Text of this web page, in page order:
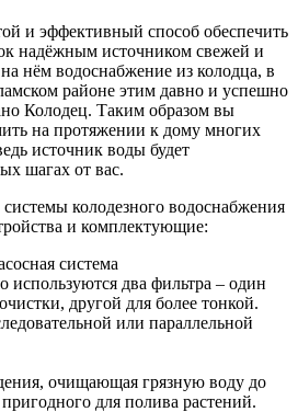
и эффективный способ обеспечить
надёжным источником свежей и
нём водоснабжение из колодца, в
районе этим давно и успешно
Колодец. Таким образом вы
на протяжении к дому многих
источник воды будет
шагах от вас.
колодезного водоснабжения
и комплектующие:
система
используются два фильтра – один
другой для более тонкой.
или параллельной
очищающая грязную воду до
для полива растений.